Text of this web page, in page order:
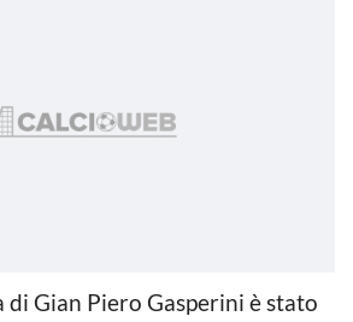
di Gian Piero Gasperini è stato